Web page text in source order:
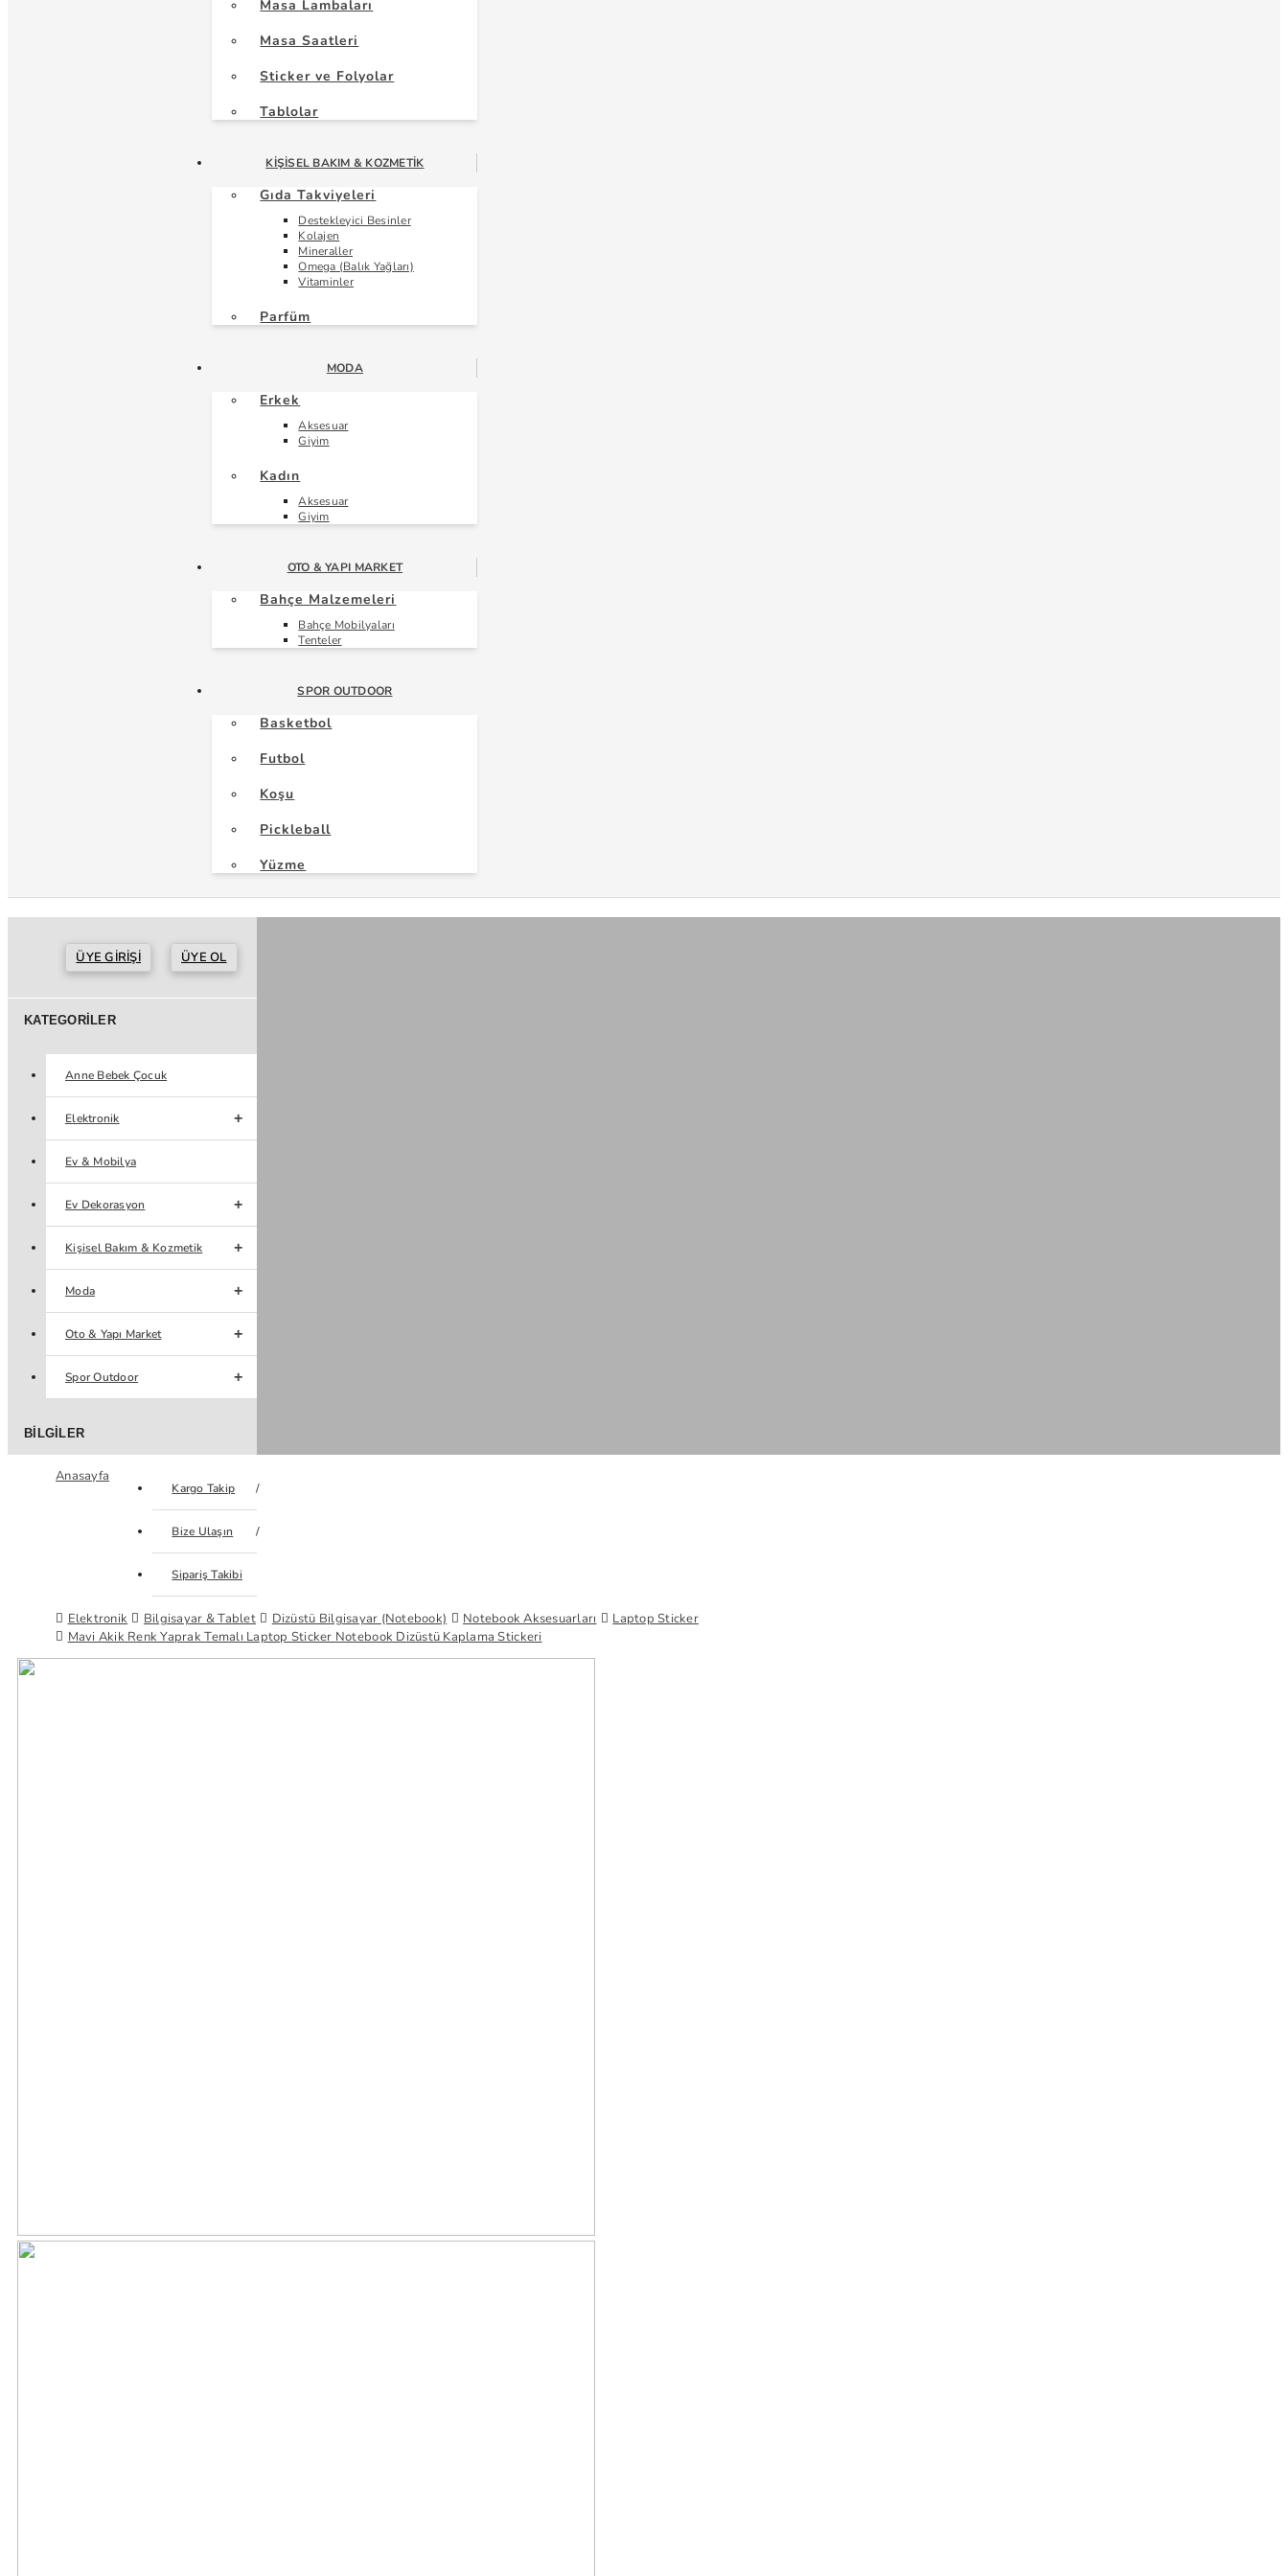
Masa Lambaları
Masa Saatleri
Sticker ve Folyolar
Tablolar
KIŞISEL BAKIM & KOZMETIK
Gıda Takviyeleri
Destekleyici Besinler
Kolajen
Mineraller
Omega (Balık Yağları)
Vitaminler
Parfüm
MODA
Erkek
Aksesuar
Giyim
Kadın
Aksesuar
Giyim
OTO & YAPI MARKET
Bahçe Malzemeleri
Bahçe Mobilyaları
Tenteler
SPOR OUTDOOR
Basketbol
Futbol
Koşu
Pickleball
Yüzme
ÜYE GIRIŞI ÜYE OL
KATEGORILER
Anne Bebek Çocuk
Elektronik
Ev & Mobilya
Ev Dekorasyon
Kişisel Bakım & Kozmetik
Moda
Oto & Yapı Market
Spor Outdoor
BILGILER
Kargo Takip
Bize Ulaşın
Sipariş Takibi
Anasayfa
Elektronik Bilgisayar & Tablet Dizüstü Bilgisayar (Notebook) Notebook Aksesuarları
Laptop Sticker
Mavi Akik Renk Yaprak Temalı Laptop Sticker Notebook Dizüstü Kaplama Stickeri